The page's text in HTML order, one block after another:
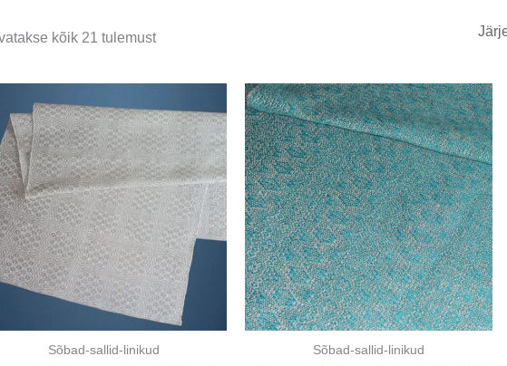
kõik 21 tulemustSorditud
Sõbad-sallid-linikud Sõbad-sallid-linikud